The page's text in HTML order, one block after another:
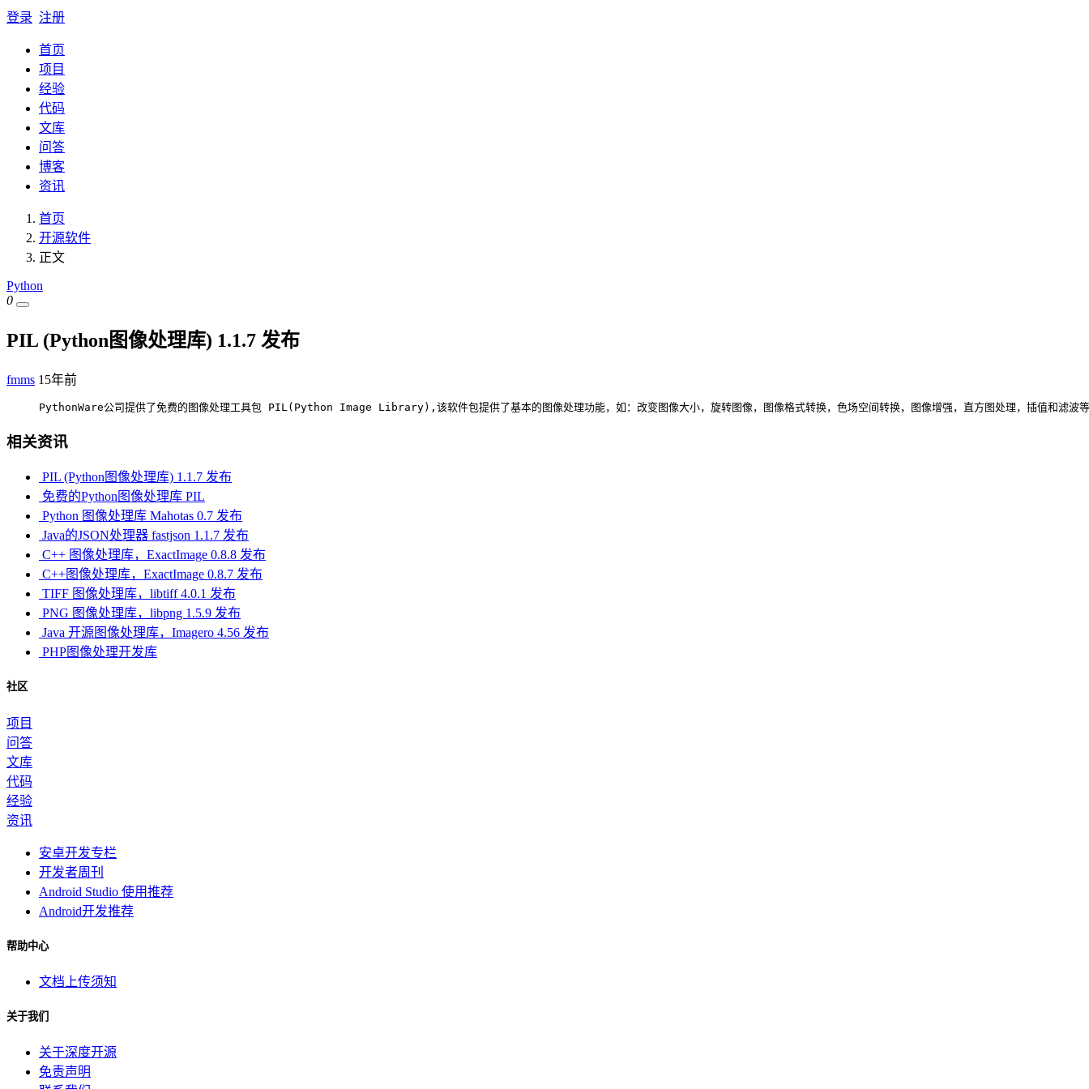
登录 注册
首页
项目
经验
代码
文库
问答
博客
资讯
首页
开源软件
正文
Python
0
PIL (Python图像处理库) 1.1.7 发布
fmms 15年前
PythonWare公司提供了免费的图像处理工具包 PIL(Python Image Library),该软件包提供了基本的图像处理功能，如：改变图像大小，旋转图像，图像格式转换，色场空间转换，图像增强，
相关资讯
PIL (Python图像处理库) 1.1.7 发布
免费的Python图像处理库 PIL
Python 图像处理库 Mahotas 0.7 发布
Java的JSON处理器 fastjson 1.1.7 发布
C++ 图像处理库，ExactImage 0.8.8 发布
C++图像处理库，ExactImage 0.8.7 发布
TIFF 图像处理库，libtiff 4.0.1 发布
PNG 图像处理库，libpng 1.5.9 发布
Java 开源图像处理库，Imagero 4.56 发布
PHP图像处理开发库
社区
项目
问答
文库
代码
经验
资讯
安卓开发专栏
开发者周刊
Android Studio 使用推荐
Android开发推荐
帮助中心
文档上传须知
关于我们
关于深度开源
免责声明